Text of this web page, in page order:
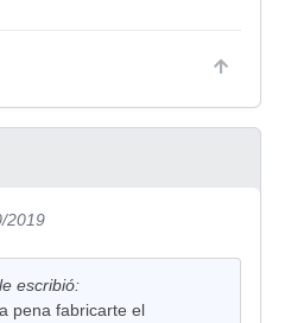
2019
escribió:
pena fabricarte el